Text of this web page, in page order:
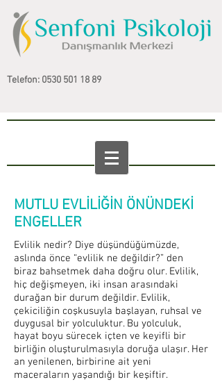
Telefon: 0530 501 18 89
MUTLU EVLİLİĞİN ÖNÜNDEKİ
ENGELLER
Evlilik nedir? Diye düşündüğümüzde,
aslında önce “evlilik ne değildir?” den
biraz bahsetmek daha doğru olur. Evlilik,
hiç değişmeyen, iki insan arasındaki
durağan bir durum değildir. Evlilik,
çekiciliğin coşkusuyla başlayan, ruhsal ve
duygusal bir yolculuktur. Bu yolculuk,
hayat boyu sürecek içten ve keyifli bir
birliğin oluşturulmasıyla doruğa ulaşır. Her
an yenilenen, birbirine ait yeni
maceraların yaşandığı bir keşiftir.